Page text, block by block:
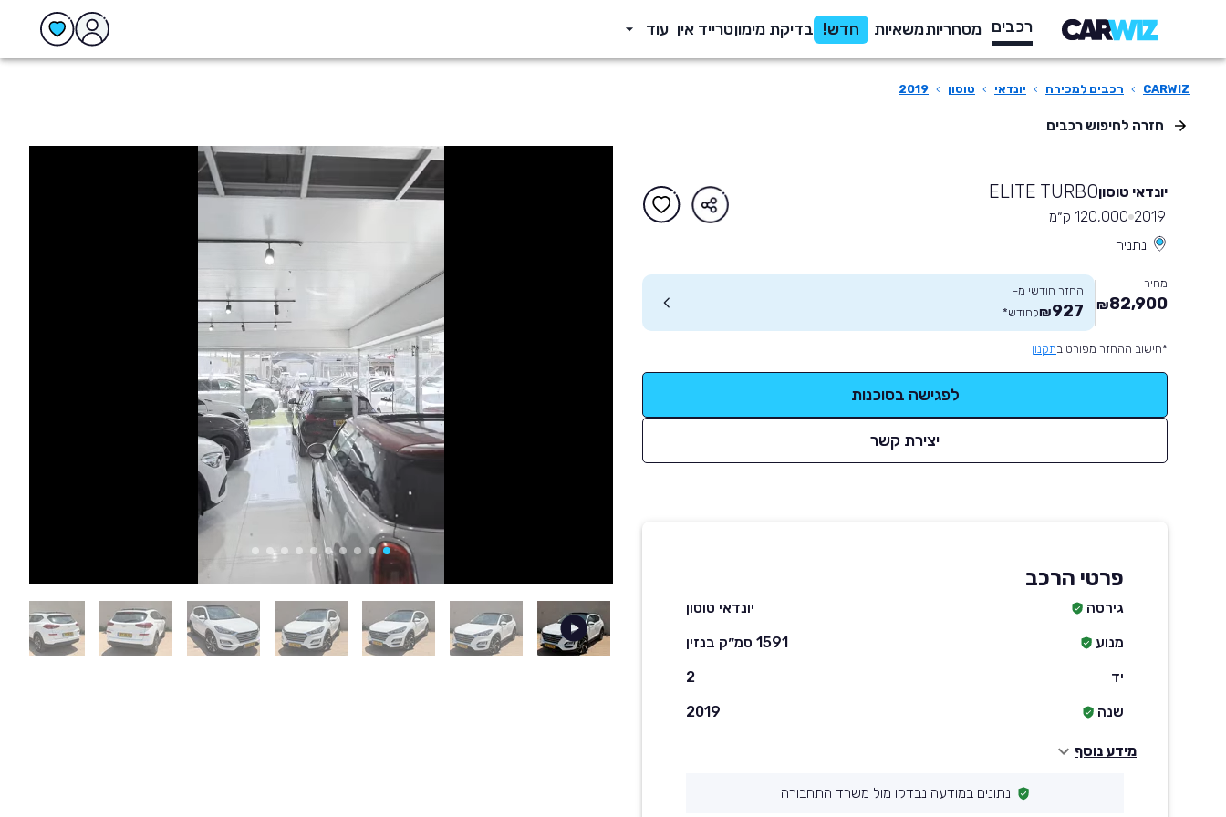
רכבים מסחריותמשאיות חדש! בדיקת מימוןטרייד אין עוד
CARWIZ
› רכבים למכירה › יונדאי › טוסון ›
2019
חזרה לחיפוש רכבים
יונדאי טוסוןELITE TURBO
2019 120,000 ק״מ
נתניה
מחיר
82,900
₪
החזר חודשי מ-
927
₪לחודש*
*חישוב ההחזר מפורט בתקנון
לפגישה בסוכנות
יצירת קשר
פרטי הרכב
גירסה
יונדאי טוסון
מנוע
1591 סמ״ק בנזין
יד
2
שנה
2019
מידע נוסף
נתונים במודעה נבדקו מול משרד התחבורה